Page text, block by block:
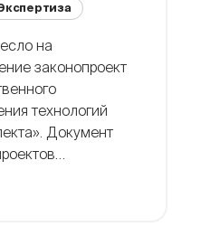
на
законопроект
технологий
Документ
вступит в силу с